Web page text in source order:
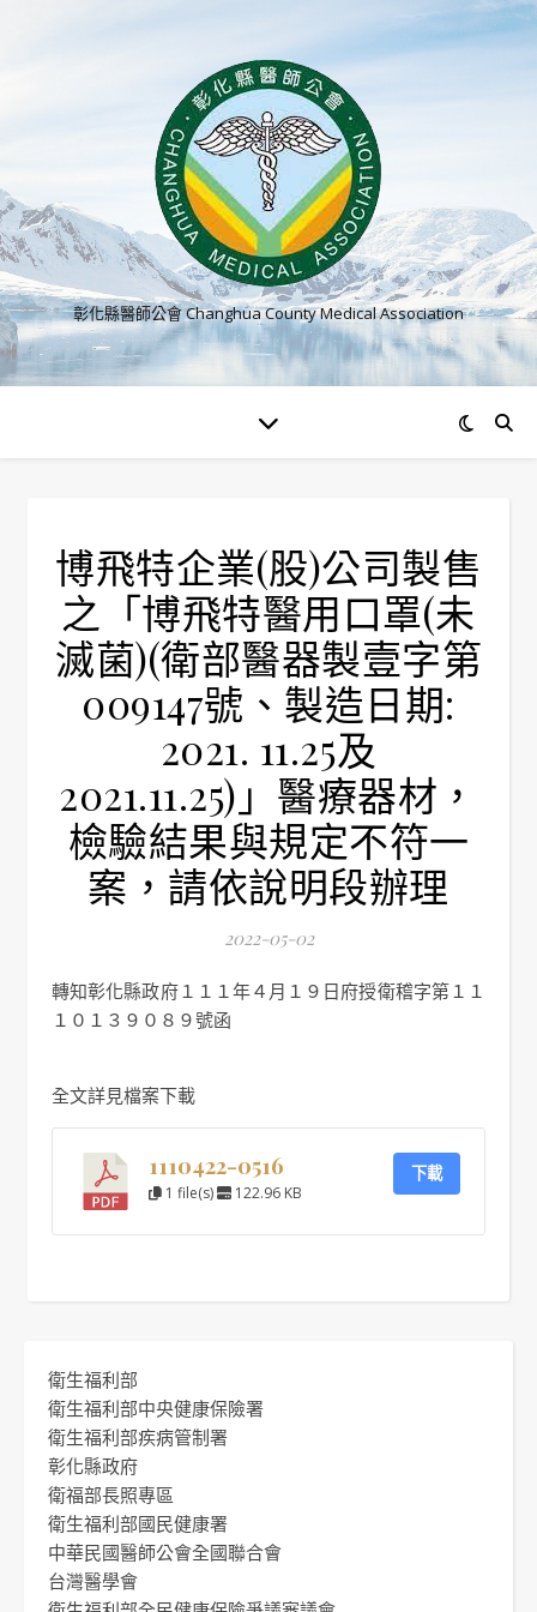
彰化縣醫師公會 Changhua County Medical Association
博飛特企業(股)公司製售
之「博飛特醫用口罩(未
滅菌)(衛部醫器製壹字第
009147號、製造日期:
2021. 11.25及
2021.11.25)」醫療器材，
檢驗結果與規定不符一
案，請依說明段辦理
2022-05-02
轉知彰化縣政府１１１年４月１９日府授衛稽字第１１
１０１３９０８９號函
全文詳見檔案下載
1110422-0516
1 file(s) 122.96 KB
下載
衛生福利部
衛生福利部中央健康保險署
衛生福利部疾病管制署
彰化縣政府
衛福部長照專區
衛生福利部國民健康署
中華民國醫師公會全國聯合會
台灣醫學會